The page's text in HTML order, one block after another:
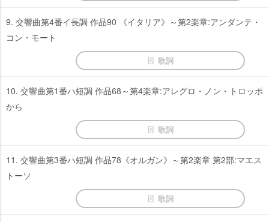
9. 交響曲第4番イ長調 作品90 《イタリア》～第2楽章:アンダンテ・
コン・モート
歌詞
10. 交響曲第1番ハ短調 作品68～第4楽章:アレグロ・ノン・トロッポ
から
歌詞
11. 交響曲第3番ハ短調 作品78《オルガン》～第2楽章 第2部:マエス
トーソ
歌詞